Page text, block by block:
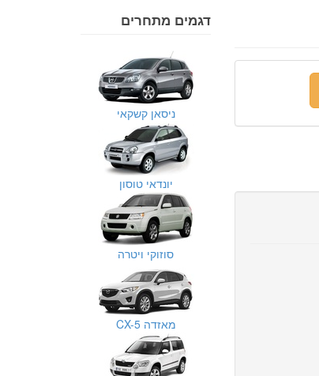
דגמים מתחרים
ניסאן קשקאי
יונדאי טוסון
סוזוקי ויטרה
מאזדה CX-5